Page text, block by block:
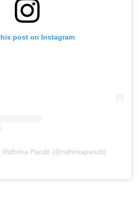
post on Instagram
Ridhima Pandit (@ridhimapandit)